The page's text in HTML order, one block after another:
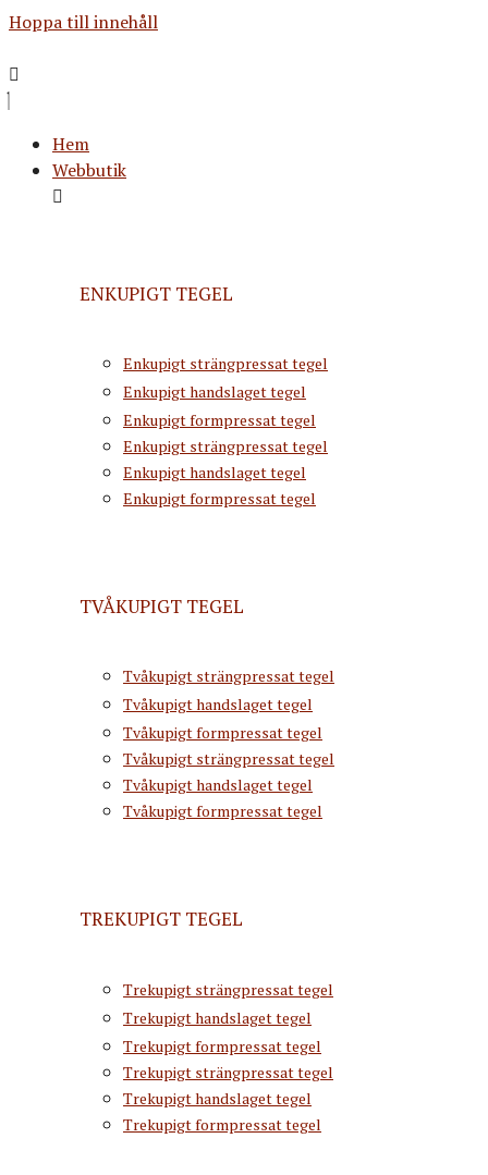
Hoppa till innehåll
Hem
Webbutik
ENKUPIGT TEGEL
Enkupigt strängpressat tegel
Enkupigt handslaget tegel
Enkupigt formpressat tegel
Enkupigt strängpressat tegel
Enkupigt handslaget tegel
Enkupigt formpressat tegel
TVÅKUPIGT TEGEL
Tvåkupigt strängpressat tegel
Tvåkupigt handslaget tegel
Tvåkupigt formpressat tegel
Tvåkupigt strängpressat tegel
Tvåkupigt handslaget tegel
Tvåkupigt formpressat tegel
TREKUPIGT TEGEL
Trekupigt strängpressat tegel
Trekupigt handslaget tegel
Trekupigt formpressat tegel
Trekupigt strängpressat tegel
Trekupigt handslaget tegel
Trekupigt formpressat tegel